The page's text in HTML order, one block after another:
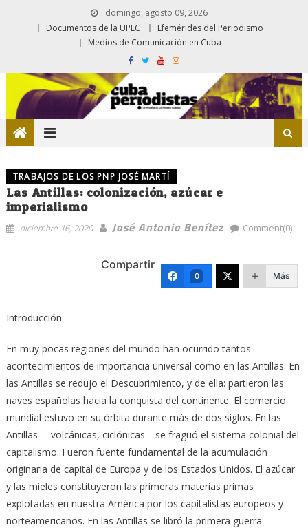
domingo, agosto 09, 2026
Documentos de la UPEC
Efemérides del Periodismo
Medios de Comunicación en Cuba
TRABAJOS DE LOS PNP JOSÉ MARTÍ
Las Antillas: colonización, azúcar e
imperialismo
diciembre 16, 2020 José Antonio Benítez Comment(0)
Compartir
0 Más
Introducción
En muy pocas regiones del mundo han ocurrido tantos
acontecimientos de importancia universal como en las Antillas. En
las Antillas se redujo el Descubrimiento, y de ella: partieron las
naves españolas hacia la conquista del continente. El comercio
mundial estuvo en su órbita durante más de dos siglos. En las
Antillas —volcánicas, ciclónicas—se fraguó el sistema colonial del
capitalismo. Fueron fuente fundamental de la acumulación
originaria de capital de Europa y de los Estados Unidos. El azúcar
y las mieles constituyeron las primeras materias primas
explotadas en nuestra América por los capitalistas europeos y
norteamericanos. En las Antillas se libró la primera guerra